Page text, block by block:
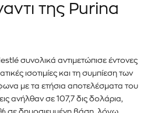
της Purina
συνολικά αντιμετώπισε έντονες
ισοτιμίες και τη συμπίεση των
με τα ετήσια αποτελέσματα του
ανήλθαν σε 107,7 δις δολάρια,
σε δημοσιευμένη βάση, λόγω